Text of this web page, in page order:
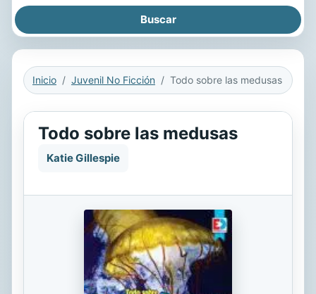
Inicio Juvenil No Ficción Todo sobre las medusas
Todo sobre las medusas
Katie Gillespie